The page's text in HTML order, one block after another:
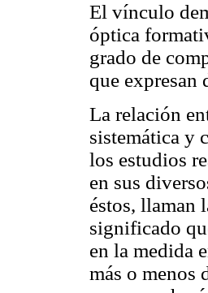
El vínculo
óptica
grado de
que expresan
La relación
sistemática y
los estudios
en sus
éstos, llaman
significado
en la medida
más o menos